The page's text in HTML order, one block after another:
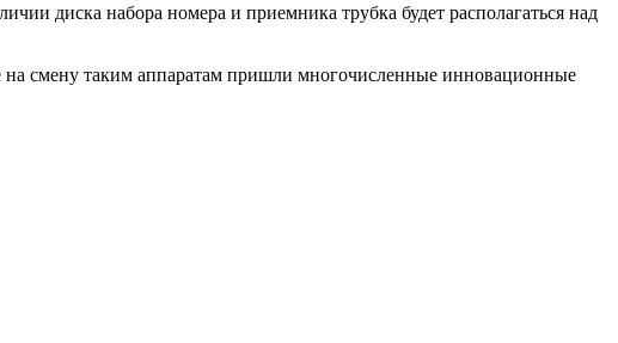
диска набора номера и приемника трубка будет располагаться над
смену таким аппаратам пришли многочисленные инновационные